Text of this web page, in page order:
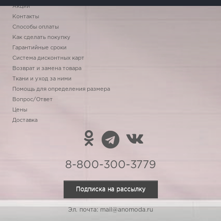
Акции
Контакты
Способы оплаты
Как сделать покупку
Гарантийные сроки
Система дисконтных карт
Возврат и замена товара
Ткани и уход за ними
Помощь для определения размера
Вопрос/Ответ
Цены
Доставка
8-800-300-3779
Подписка на рассылку
Эл. почта: mail@anomoda.ru